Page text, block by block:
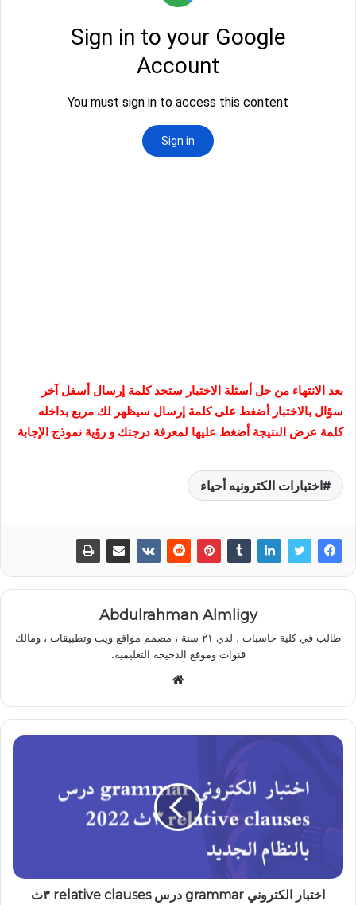
بعد الانتهاء من حل أسئلة الاختبار ستجد كلمة إرسال أسفل آخر
سؤال بالاختبار أضغط على كلمة إرسال سيظهر لك مربع بداخله
كلمة عرض النتيجة أضغط عليها لمعرفة درجتك و رؤية نموذج الإجابة
اختبارات الكترونيه أحياء
Abdulrahman Almligy
طالب في كلية حاسبات ، لدي ٢١ سنة ، مصمم مواقع ويب وتطبيقات ، ومالك
قنوات وموقع الدحيحة التعليمية.
اختبار الكتروني grammar درس relative clauses ٣ث